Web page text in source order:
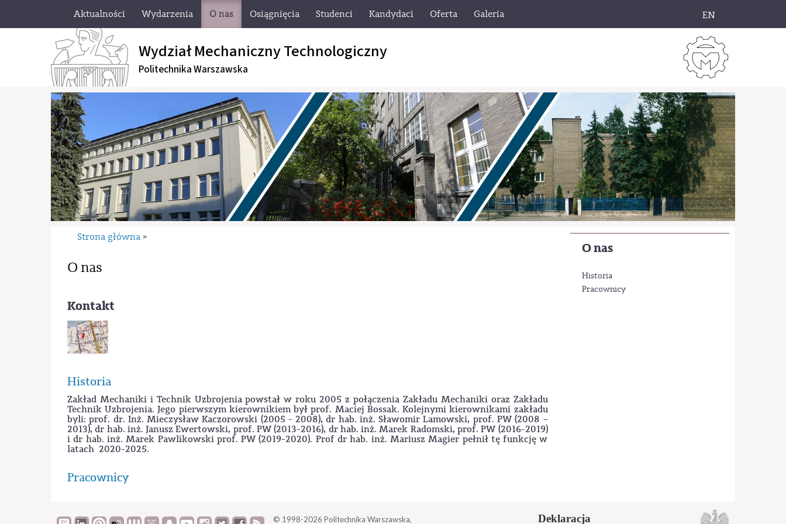
Aktualności Wydarzenia O nas Osiągnięcia Studenci Kandydaci Oferta Galeria EN
Wydział Mechaniczny Technologiczny
Politechnika Warszawska
O nas
Historia
Pracownicy
Strona główna »
O nas
Kontakt
Historia
Zakład Mechaniki i Technik Uzbrojenia powstał w roku 2005 z połączenia Zakładu Mechaniki oraz Zakładu
Technik Uzbrojenia. Jego pierwszym kierownikiem był prof. Maciej Bossak. Kolejnymi kierownikami zakładu
byli: prof. dr. Inż. Mieczysław Kaczorowski (2005 - 2008), dr hab. inż. Sławomir Lamowski, prof. PW (2008 –
2013), dr hab. inż. Janusz Ewertowski, prof. PW (2013-2016), dr hab. inż. Marek Radomski, prof. PW (2016-2019)
i dr hab. inż. Marek Pawlikowski prof. PW (2019-2020). Prof dr hab. inż. Mariusz Magier pełnił tę funkcję w
latach 2020-2025.
Pracownicy
© 1998-2026 Politechnika Warszawska,
Deklaracja